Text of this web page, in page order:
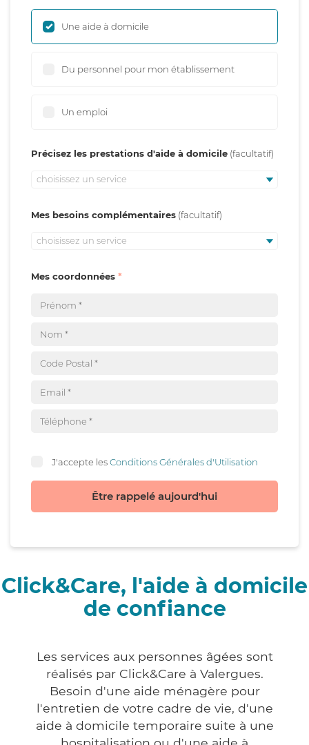
Une aide à domicile
Du personnel pour mon établissement
Un emploi
Précisez les prestations d'aide à domicile
choisissez un service
Mes besoins complémentaires
choisissez un service
Mes coordonnées
J'accepte lesConditions Générales d'Utilisation
Être rappelé aujourd'hui
Click&Care, l'aide à domicile
de confiance
Les services aux personnes âgées sont
réalisés par Click&Care à Valergues.
Besoin d'une aide ménagère pour
l'entretien de votre cadre de vie, d'une
aide à domicile temporaire suite à une